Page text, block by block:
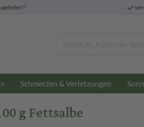
geliefert3
Schmerzen & Verletzungen
g Fettsalbe